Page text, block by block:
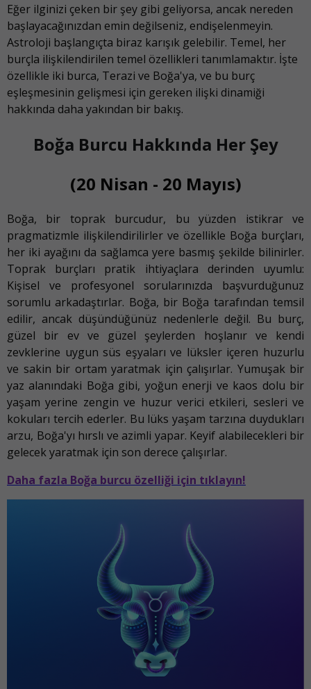
Eğer ilginizi çeken bir şey gibi geliyorsa, ancak nereden
başlayacağınızdan emin değilseniz, endişelenmeyin.
Astroloji başlangıçta biraz karışık gelebilir. Temel, her
burçla ilişkilendirilen temel özellikleri tanımlamaktır. İşte
özellikle iki burca, Terazi ve Boğa'ya, ve bu burç
eşleşmesinin gelişmesi için gereken ilişki dinamiği
hakkında daha yakından bir bakış.
Boğa Burcu Hakkında Her Şey
(20 Nisan - 20 Mayıs)
Boğa, bir toprak burcudur, bu yüzden istikrar ve
pragmatizmle ilişkilendirilirler ve özellikle Boğa burçları,
her iki ayağını da sağlamca yere basmış şekilde bilinirler.
Toprak burçları pratik ihtiyaçlara derinden uyumlu:
Kişisel ve profesyonel sorularınızda başvurduğunuz
sorumlu arkadaştırlar. Boğa, bir Boğa tarafından temsil
edilir, ancak düşündüğünüz nedenlerle değil. Bu burç,
güzel bir ev ve güzel şeylerden hoşlanır ve kendi
zevklerine uygun süs eşyaları ve lüksler içeren huzurlu
ve sakin bir ortam yaratmak için çalışırlar. Yumuşak bir
yaz alanındaki Boğa gibi, yoğun enerji ve kaos dolu bir
yaşam yerine zengin ve huzur verici etkileri, sesleri ve
kokuları tercih ederler. Bu lüks yaşam tarzına duydukları
arzu, Boğa'yı hırslı ve azimli yapar. Keyif alabilecekleri bir
gelecek yaratmak için son derece çalışırlar.
Daha fazla Boğa burcu özelliği için tıklayın!